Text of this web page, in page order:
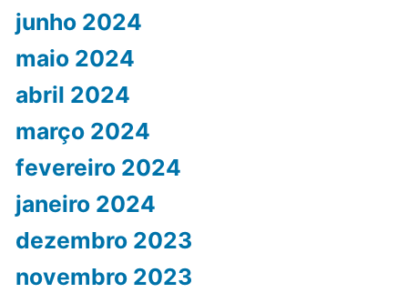
junho 2024
maio 2024
abril 2024
março 2024
fevereiro 2024
janeiro 2024
dezembro 2023
novembro 2023